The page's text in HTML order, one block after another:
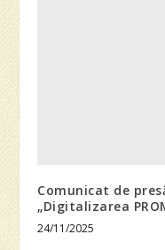
Comunicat de
„Digitalizarea
24/11/2025